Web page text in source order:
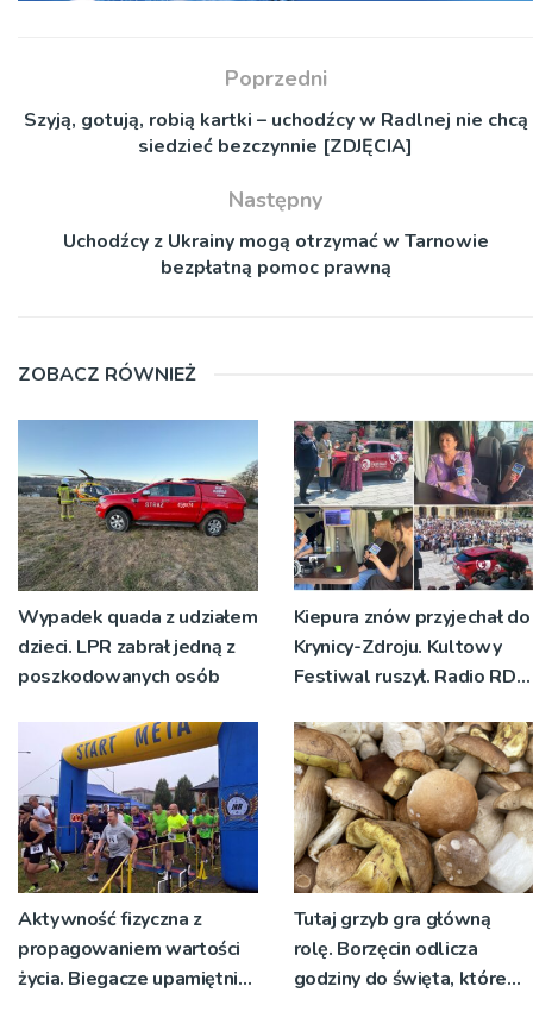
Poprzedni
Szyją, gotują, robią kartki – uchodźcy w Radlnej nie chcą
siedzieć bezczynnie [ZDJĘCIA]
Następny
Uchodźcy z Ukrainy mogą otrzymać w Tarnowie
bezpłatną pomoc prawną
ZOBACZ RÓWNIEŻ
Wypadek quada z udziałem
dzieci. LPR zabrał jedną z
poszkodowanych osób
Kiepura znów przyjechał do
Krynicy-Zdroju. Kultowy
Festiwal ruszył. Radio RDN
żywo [ZDJĘCIA]
Aktywność fizyczna z
propagowaniem wartości
życia. Biegacze upamiętnili
Tutaj grzyb gra główną
rolę. Borzęcin odlicza
godziny do święta, które